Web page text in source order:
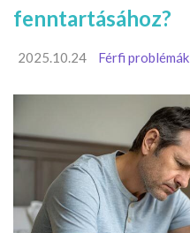
fenntartásához?
2025.10.24 Férfi problémák